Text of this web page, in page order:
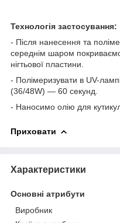
Технологія застосування:
- Після нанесення та
середнім шаром
нігтьової пластини.
- Полімеризувати в UV-
(36/48W) — 60 секунд.
- Наносимо олію для
Приховати
Характеристики
Основні атрибути
Виробник